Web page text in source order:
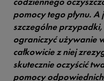
pomocy tego płynu.
szczególne
ograniczyć używanie
całkowicie z niej
skutecznie oczyścić
pomocy